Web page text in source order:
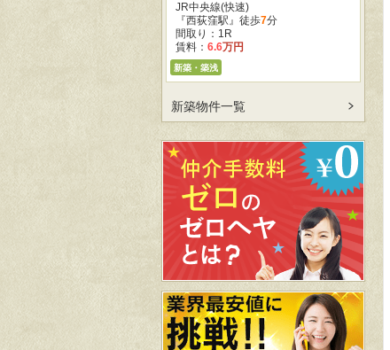
JR中央線(快速)
『西荻窪駅』徒歩7分
間取り：1R
賃料： 6.6万円
新築・築浅
新築物件一覧